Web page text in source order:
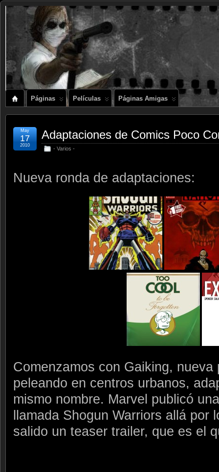
Páginas Películas Páginas Amigas
Adaptaciones de Comics Poco
- Varios -
May
17
2010
Nueva ronda de adaptaciones:
Comenzamos con Gaiking,
peleando en centros urbanos,
mismo nombre. Marvel publicó
llamada Shogun Warriors allá por
salido un teaser trailer, que es el